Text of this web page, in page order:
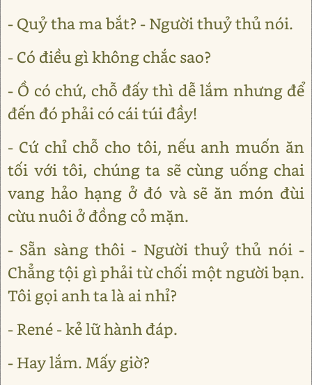
- Quỷ tha ma bắt? - Người thuỷ thủ nói.
- Có điều gì không chắc sao?
- Ồ có chứ, chỗ đấy thì dễ lắm nhưng để
đến đó phải có cái túi đầy!
- Cứ chỉ chỗ cho tôi, nếu anh muốn ăn
tối với tôi, chúng ta sẽ cùng uống chai
vang hảo hạng ở đó và sẽ ăn món đùi
cừu nuôi ở đồng cỏ mặn.
- Sẵn sàng thôi - Người thuỷ thủ nói -
Chẳng tội gì phải từ chối một người bạn.
Tôi gọi anh ta là ai nhỉ?
- René - kẻ lữ hành đáp.
- Hay lắm. Mấy giờ?